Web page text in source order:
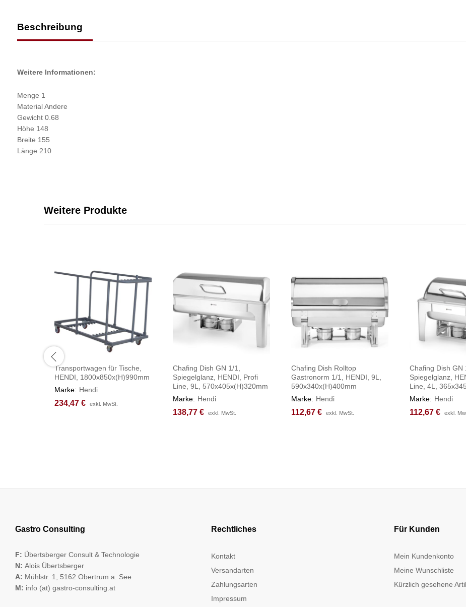
Beschreibung
Weitere Informationen:
Menge 1
Material Andere
Gewicht 0.68
Höhe 148
Breite 155
Länge 210
Weitere Produkte
Transportwagen für Tische,
HENDI, 1800x850x(H)990mm
Marke: Hendi
234,47 € exkl. MwSt.
234,47 € exkl. MwSt.
Chafing Dish GN 1/1,
Spiegelglanz, HENDI, Profi
Line, 9L, 570x405x(H)320mm
Marke: Hendi
138,77 € exkl. MwSt.
138,77 € exkl. MwSt.
Chafing Dish Rolltop
Gastronorm 1/1, HENDI, 9L,
590x340x(H)400mm
Marke: Hendi
112,67 € exkl. MwSt.
112,67 € exkl. MwSt.
Chafing Dish GN
Spiegelglanz,
Line, 4L,
Marke: Hendi
112,67 € exkl.
112,67 € exkl.
Gastro Consulting
F: Übertsberger Consult & Technologie
N: Alois Übertsberger
A: Mühlstr. 1, 5162 Obertrum a. See
M: info (at) gastro-consulting.at
Rechtliches
Kontakt
Versandarten
Zahlungsarten
Impressum
Für Kunden
Mein Kundenkonto
Meine Wunschliste
Kürzlich gesehene